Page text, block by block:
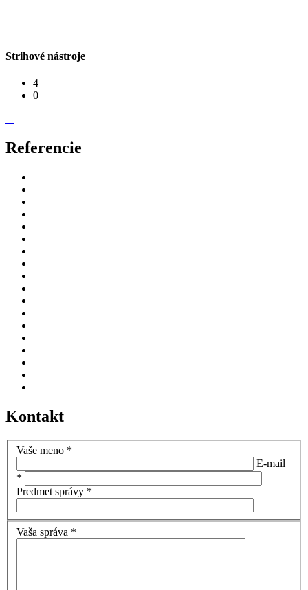
Strihové nástroje
4
0
Referencie
Kontakt
Vaše meno *
E-mail
*
Predmet správy *
Vaša správa *